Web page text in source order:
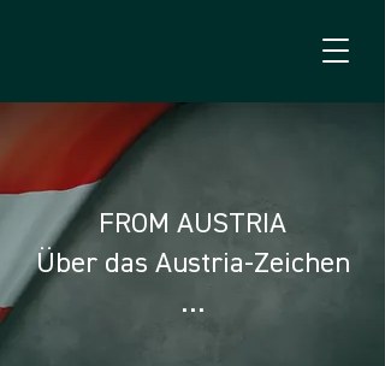
FROM AUSTRIA
Über das Austria-Zeichen
…